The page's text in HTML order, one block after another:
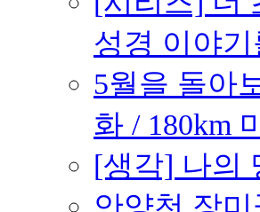
성경 이야
5월을 돌아
화 / 180km
[생각] 나의